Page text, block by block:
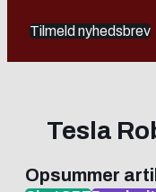
Tilmeld nyhedsbrev
Tesla
Opsummer